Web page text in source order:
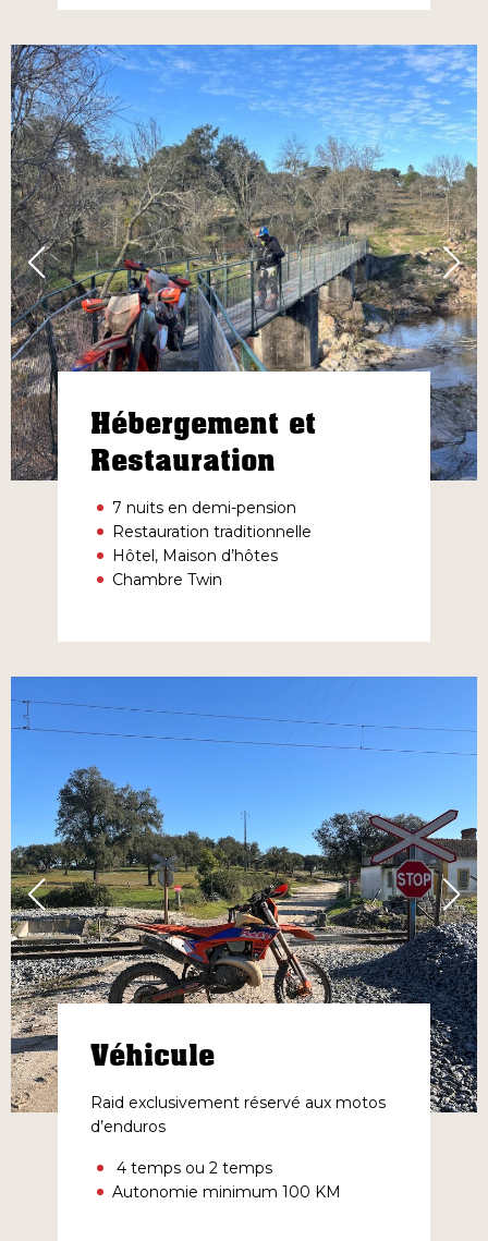
Hébergement et
Restauration
7 nuits en demi-pension
Restauration traditionnelle
Hôtel, Maison d’hôtes
Chambre Twin
Véhicule
Raid exclusivement réservé aux motos
d’enduros
4 temps ou 2 temps
Autonomie minimum 100 KM